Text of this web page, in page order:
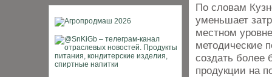
По словам
уменьшает
местном
методические
создать более
продукции на